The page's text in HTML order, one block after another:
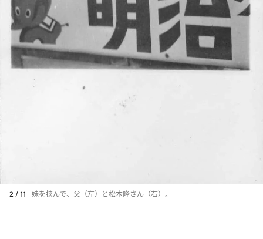
2 / 11 妹を挟んで、父（左）と松本隆さん（右）。